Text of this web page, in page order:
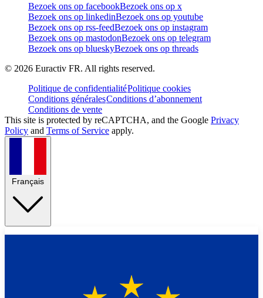
Bezoek ons op facebookBezoek ons op x
Bezoek ons op linkedinBezoek ons op youtube
Bezoek ons op rss-feedBezoek ons op instagram
Bezoek ons op mastodonBezoek ons op telegram
Bezoek ons op blueskyBezoek ons op threads
© 2026 Euractiv FR. All rights reserved.
Politique de confidentialitéPolitique cookies
Conditions généralesConditions d’abonnement
Conditions de vente
This site is protected by reCAPTCHA, and the Google Privacy
Policy and Terms of Service apply.
Français